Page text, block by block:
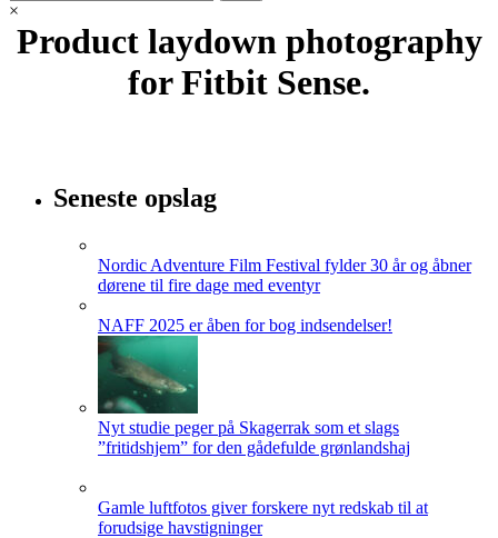
×
Product laydown photography
for Fitbit Sense.
Seneste opslag
Nordic Adventure Film Festival fylder 30 år og åbner
dørene til fire dage med eventyr
NAFF 2025 er åben for bog indsendelser!
Nyt studie peger på Skagerrak som et slags
”fritidshjem” for den gådefulde grønlandshaj
Gamle luftfotos giver forskere nyt redskab til at
forudsige havstigninger